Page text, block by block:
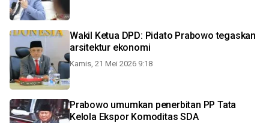
Wakil Ketua DPD: Pidato Prabowo tegaskan
arsitektur ekonomi
Kamis, 21 Mei 2026 9:18
Prabowo umumkan penerbitan PP Tata
Kelola Ekspor Komoditas SDA